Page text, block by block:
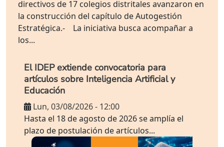
directivos de 17 colegios distritales avanzaron en
la construcción del capítulo de Autogestión
Estratégica.- La iniciativa busca acompañar a
los...
El IDEP extiende convocatoria para
artículos sobre Inteligencia Artificial y
Educación
Lun, 03/08/2026 - 12:00
Hasta el 18 de agosto de 2026 se amplía el
plazo de postulación de artículos...